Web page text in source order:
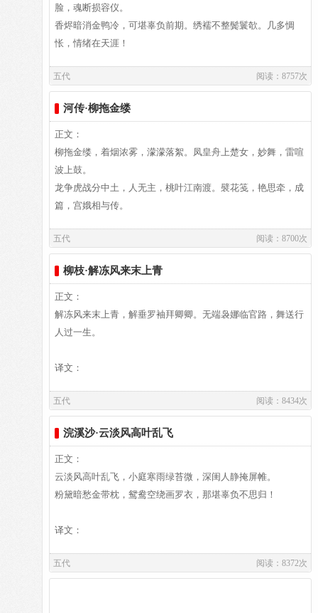
顾敻,［约公元九二八年前后在世］字、里、生卒年均无考，
约后唐明宗天成中前后在世前蜀王建通正时，（公元九一六
年）以小臣给事内庭。久之，擢茂州刺史。后蜀建国，敻又事
夫，遂作武举谍以讥刺他们，一时传笑。敻工词，作风间似温
庭筠，今存五十五首（见花间集及唐五代词）。
脸，魂断损容仪。
香烬暗消金鸭冷，可堪辜负前期。绣襦不整鬓鬟欹。几多惆
怅，情绪在天涯！
译文：
译文及注释：
作者介绍：
顾敻,［约公元九二八年前后在世］字、里、生卒年均无考，
年）以小臣给事内庭。久之，擢茂州刺史。后蜀建国，敻又事
孟知祥，累官至太尉。性好诙谐，仁前蜀时，见武官多拳勇之
夫，遂作武举谍以讥刺他们，一时传笑。敻工词，作风间似温
庭筠，今存五十五首（见花间集及唐五代词）。
五代 阅读：8757次
河传·柳拖金缕
正文：
柳拖金缕，着烟浓雾，濛濛落絮。凤皇舟上楚女，妙舞，雷喧
波上鼓。
龙争虎战分中土，人无主，桃叶江南渡。襞花笺，艳思牵，成
篇，宫娥相与传。
译文：
译文及注释：
孙光宪,孙光宪（901-968），字孟文，自号葆光子，属鸡，出
南平三世，累官荆南节度副使、朝议郎、检校秘书少监，试御
史中丞。入宋，为黄州刺史。太祖乾德六年卒。《宋史》卷四
八三、《十国春秋》卷一○二有传。孙光宪“性嗜经籍，聚书凡
数千卷。或手自钞写，孜孜校雠，老而不废”。著有《北梦琐
言》、《荆台集》、《橘斋集》等，仅《北梦琐言》传世。词
存八十四首，风格与“花间”的浮艳、绮靡有所不同。刘毓盘辑
中丞词》一卷。
五代 阅读：8700次
柳枝·解冻风来末上青
正文：
解冻风来末上青，解垂罗袖拜卿卿。无端袅娜临官路，舞送行
人过一生。
译文：
作者介绍：
牛峤,牛峤，字松卿（约公元890年前后在世），一字延峰，陇
（公元878年）进士及第。历官拾遗，补尚书郎，后人又称“牛
三十三首，（见《花间集》）诗六首。
五代 阅读：8434次
浣溪沙·云淡风高叶乱飞
正文：
云淡风高叶乱飞，小庭寒雨绿苔微，深闺人静掩屏帷。
粉黛暗愁金带枕，鸳鸯空绕画罗衣，那堪辜负不思归！
译文：
五代 阅读：8372次